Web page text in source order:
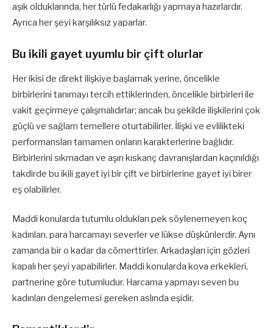
aşık olduklarında, her türlü fedakarlığı yapmaya hazırlardır.
Ayrıca her şeyi karşılıksız yaparlar.
Bu ikili gayet uyumlu bir çift olurlar
Her ikisi de direkt ilişkiye başlamak yerine, öncelikle
birbirlerini tanımayı tercih ettiklerinden, öncelikle birbirleri ile
vakit geçirmeye çalışmalıdırlar; ancak bu şekilde ilişkilerini çok
güçlü ve sağlam temellere oturtabilirler. İlişki ve evlilikteki
performansları tamamen onların karakterlerine bağlıdır.
Birbirlerini sıkmadan ve aşırı kıskanç davranışlardan kaçınıldığı
takdirde bu ikili gayet iyi bir çift ve birbirlerine gayet iyi birer
eş olabilirler.
Maddi konularda tutumlu oldukları pek söylenemeyen koç
kadınları, para harcamayı severler ve lükse düşkünlerdir. Aynı
zamanda bir o kadar da cömerttirler. Arkadaşları için gözleri
kapalı her şeyi yapabilirler. Maddi konularda kova erkekleri,
partnerine göre tutumludur. Harcama yapmayı seven bu
kadınları dengelemesi gereken aslında eşidir.